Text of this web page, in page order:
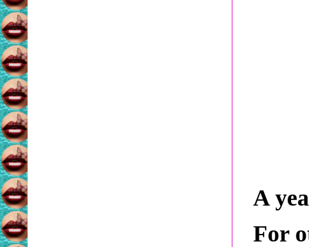
A
For